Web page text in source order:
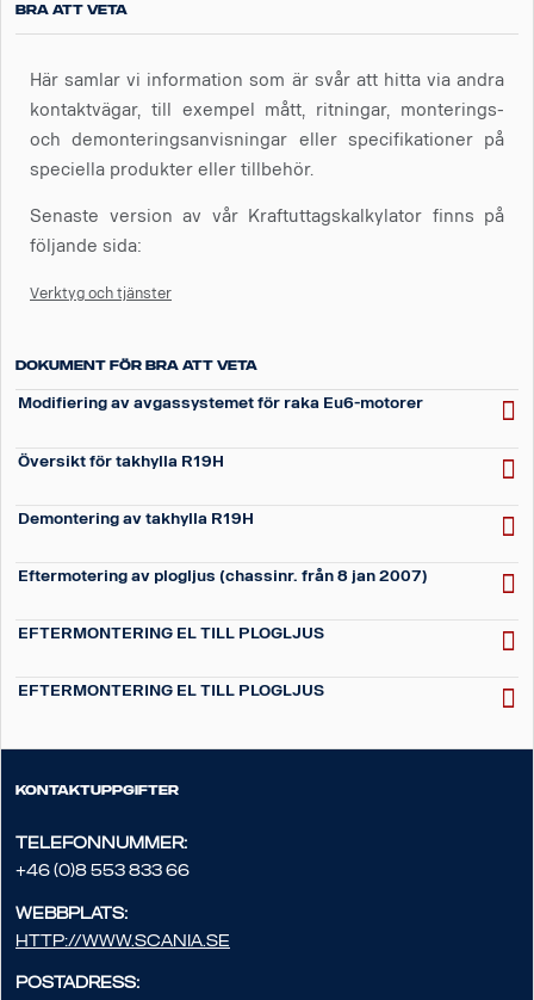
Bra att veta
Här samlar vi information som är svår att hitta via andra
kontaktvägar, till exempel mått, ritningar, monterings-
och demonteringsanvisningar eller specifikationer på
speciella produkter eller tillbehör.
Senaste version av vår Kraftuttagskalkylator finns på
följande sida:
Verktyg och tjänster
Dokument för Bra att veta
Modifiering av avgassystemet för raka Eu6-motorer
Översikt för takhylla R19H
Demontering av takhylla R19H
Eftermotering av plogljus (chassinr. från 8 jan 2007)
EFTERMONTERING EL TILL PLOGLJUS
EFTERMONTERING EL TILL PLOGLJUS
Kontaktuppgifter
Telefonnummer:
+46 (0)8 553 833 66
Webbplats:
http://www.scania.se
Postadress: